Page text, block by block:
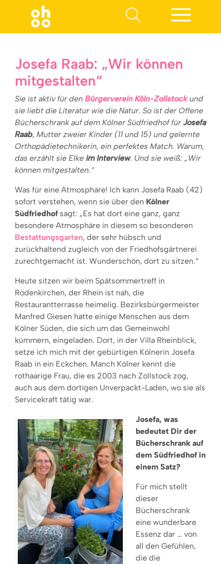
Josefa Raab: „Wir können
mitgestalten“
Sie ist aktiv für den Bürgerverein Köln-Zollstockund
sie liebt die Literatur wie die Natur. So ist der Offene
Bücherschrank auf dem Kölner Südfriedhof für Josefa
Raab, Mutter zweier Kinder (11 und 15) und gelernte
Orthopädietechnikerin, ein perfektes Match. Warum,
das erzählt sie Elke im Interview. Und sie weiß: „Wir
können mitgestalten.“
Was für eine Atmosphäre! Ich kann Josefa Raab (42)
sofort verstehen, wenn sie über den Kölner
Südfriedhof sagt: „Es hat dort eine ganz, ganz
besondere Atmosphäre in diesem so besonderen
Bestattungsgarten, der sehr hübsch und
zurückhaltend zugleich von der Friedhofsgärtnerei
zurechtgemacht ist. Wunderschön, dort zu sitzen.“
Heute sitzen wir beim Spätsommertreff in
Rodenkirchen, der Rhein ist nah, die
Restaurantterrasse heimelig. Bezirksbürgermeister
Manfred Giesen hatte einige Menschen aus dem
Kölner Süden, die sich um das Gemeinwohl
kümmern, eingeladen. Dort, in der Villa Rheinblick,
setze ich mich mit der gebürtigen Kölnerin Josefa
Raab in ein Eckchen. Manch Kölner kennt die
rothaarige Frau, die es 2003 nach Zollstock zog,
auch aus dem dortigen Unverpackt-Laden, wo sie als
Servicekraft tätig war.
Josefa, was
bedeutet Dir der
Bücherschrank auf
dem Südfriedhof in
einem Satz?
Für mich stellt
dieser
Bücherschrank
eine wunderbare
Essenz dar … von
all den Gefühlen,
die die